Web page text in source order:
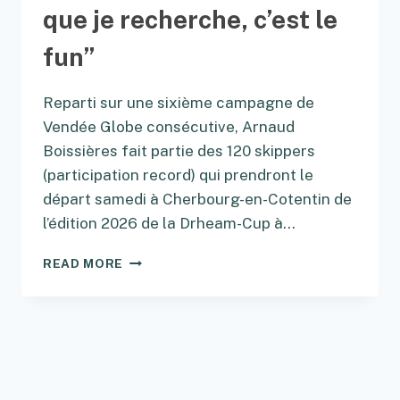
que je recherche, c’est le
fun”
Reparti sur une sixième campagne de
Vendée Globe consécutive, Arnaud
Boissières fait partie des 120 skippers
(participation record) qui prendront le
départ samedi à Cherbourg-en-Cotentin de
l’édition 2026 de la Drheam-Cup à…
READ MORE ARNAUD